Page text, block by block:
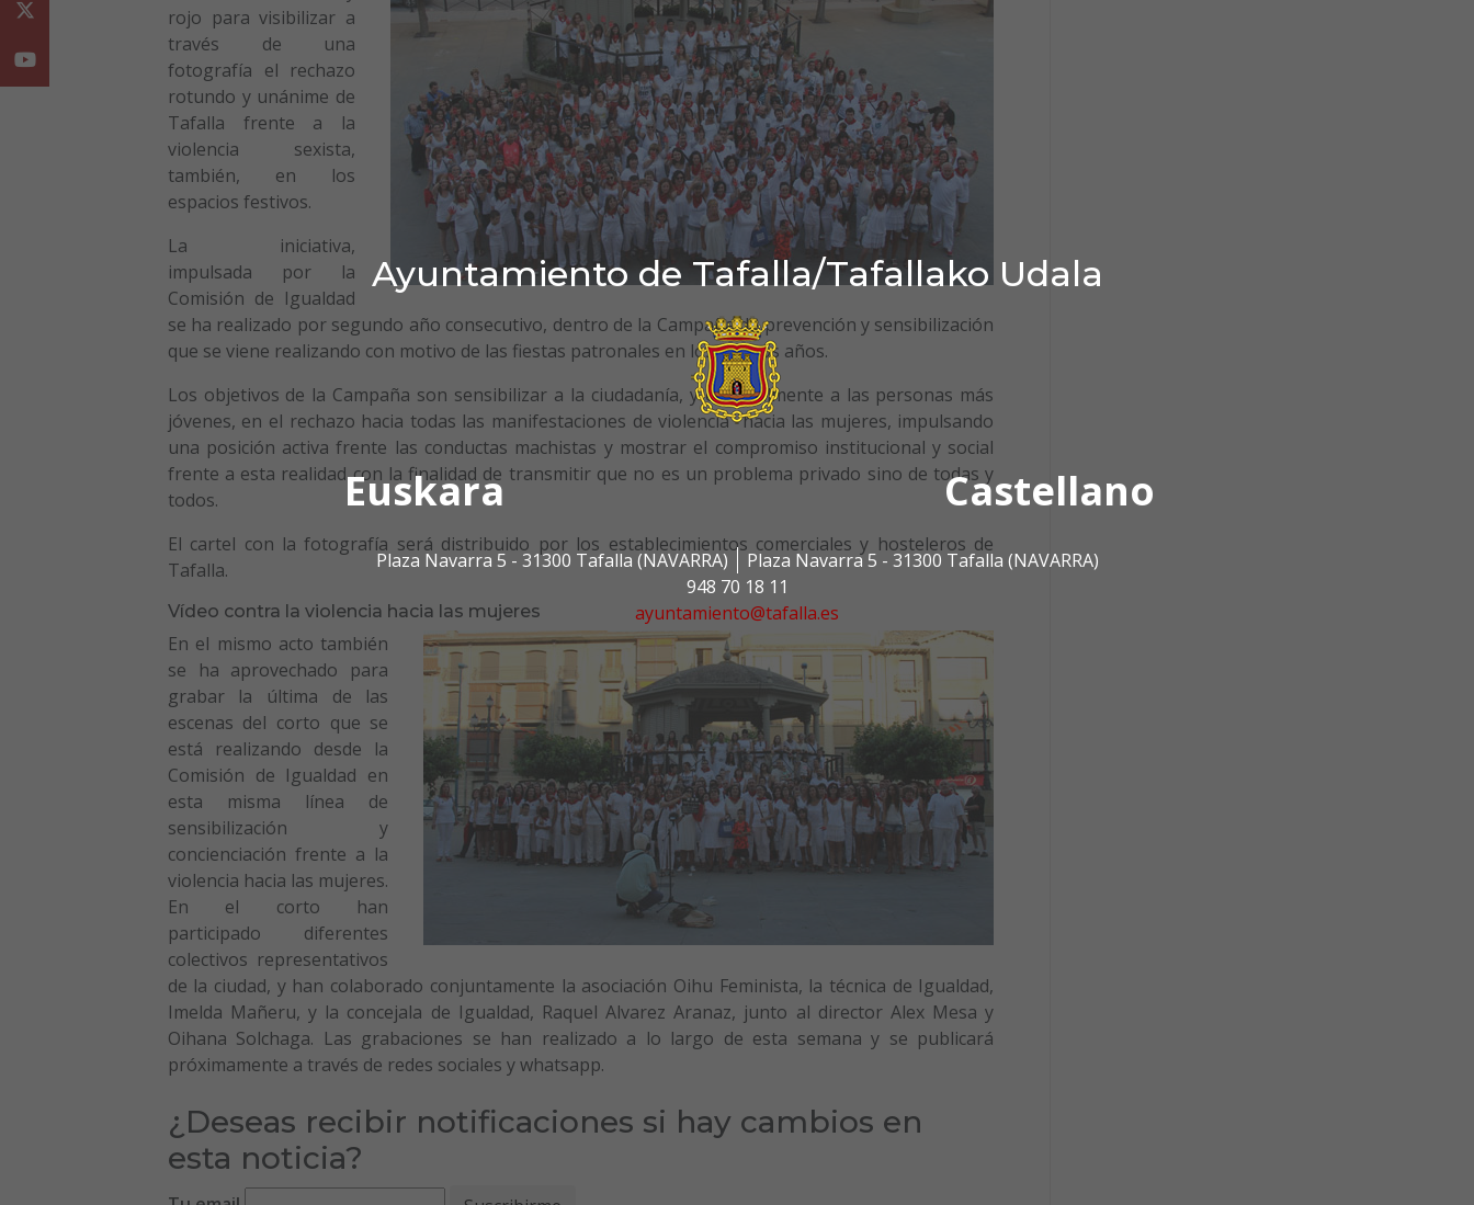
Ayuntamiento de Tafalla/Tafallako Udala
Euskara Castellano
Plaza Navarra 5 - 31300 Tafalla (NAVARRA)
Plaza Navarra 5 - 31300 Tafalla (NAVARRA)
948 70 18 11
ayuntamiento@tafalla.es
rojo para visibilizar a
través de una
fotografía el rechazo
rotundo y unánime de
Tafalla frente a la
violencia sexista,
también, en los
espacios festivos.
La iniciativa,
impulsada por la
Comisión de Igualdad
se ha realizado por segundo año consecutivo, dentro de la Campaña de prevención y sensibilización
que se viene realizando con motivo de las fiestas patronales en los últimos años.
Los objetivos de la Campaña son sensibilizar a la ciudadanía, y especialmente a las personas más
jóvenes, en el rechazo hacia todas las manifestaciones de violencia hacia las mujeres, impulsando
una posición activa frente las conductas machistas y mostrar el compromiso institucional y social
frente a esta realidad con la finalidad de transmitir que no es un problema privado sino de todas y
todos.
El cartel con la fotografía será distribuido por los establecimientos comerciales y hosteleros de
Tafalla.
Vídeo contra la violencia hacia las mujeres
En el mismo acto también
se ha aprovechado para
grabar la última de las
escenas del corto que se
está realizando desde la
Comisión de Igualdad en
esta misma línea de
sensibilización y
concienciación frente a la
violencia hacia las mujeres.
En el corto han
participado diferentes
colectivos representativos
de la ciudad, y han colaborado conjuntamente la asociación Oihu Feminista, la técnica de Igualdad,
Imelda Mañeru, y la concejala de Igualdad, Raquel Alvarez Aranaz, junto al director Alex Mesa y
Oihana Solchaga. Las grabaciones se han realizado a lo largo de esta semana y se publicará
próximamente a través de redes sociales y whatsapp.
¿Deseas recibir notificaciones si hay cambios en
esta noticia?
Youtube